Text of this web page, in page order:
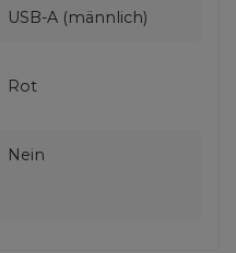
USB-A (männlich)
Rot
Nein